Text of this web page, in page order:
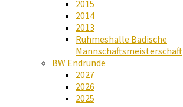
2015
2014
2013
Ruhmeshalle Badische
Mannschaftsmeisterschaft
BW Endrunde
2027
2026
2025